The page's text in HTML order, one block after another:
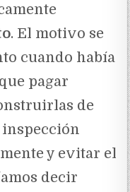
. El motivo se
cuando había
pagar
de
inspección
y evitar el
decir